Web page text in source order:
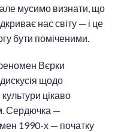
мусимо визнати, що
нас світу — і це
бути поміченими.
Вєрки
щодо
цікаво
Сердючка —
1990-х — початку